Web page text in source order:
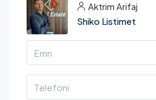
Aktrim Arifaj
Shiko Listimet